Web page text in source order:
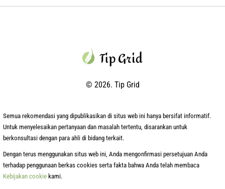
© 2026. Tip Grid
Semua rekomendasi yang dipublikasikan di situs web ini hanya bersifat informatif.
Untuk menyelesaikan pertanyaan dan masalah tertentu, disarankan untuk
berkonsultasi dengan para ahli di bidang terkait.
Dengan terus menggunakan situs web ini, Anda mengonfirmasi persetujuan Anda
terhadap penggunaan berkas cookies serta fakta bahwa Anda telah membaca
Kebijakan cookie kami.